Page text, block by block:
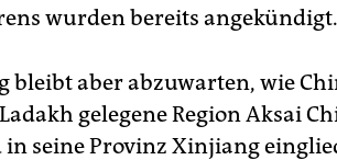
wurden bereits angekündigt.
bleibt aber abzuwarten, wie
gelegene Region Aksai
in seine Provinz Xinjiang